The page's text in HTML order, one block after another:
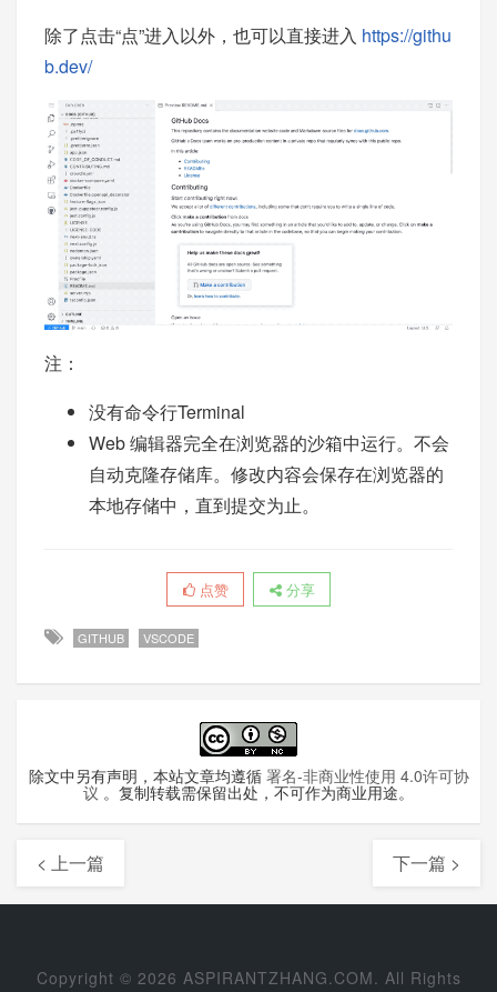
除了点击“点”进入以外，也可以直接进入 https://githu
b.dev/
注：
没有命令行Terminal
Web 编辑器完全在浏览器的沙箱中运行。不会
自动克隆存储库。修改内容会保存在浏览器的
本地存储中，直到提交为止。
点赞 分享
GITHUB VSCODE
除文中另有声明，本站文章均遵循 署名-非商业性使用 4.0许可协
议 。复制转载需保留出处，不可作为商业用途。
< 上一篇 下一篇 >
Copyright © 2026 ASPIRANTZHANG.COM. All Rights